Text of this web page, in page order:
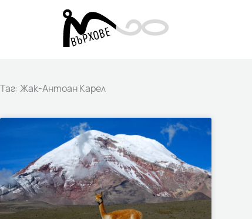
Таг: Жак-Антоан Карел